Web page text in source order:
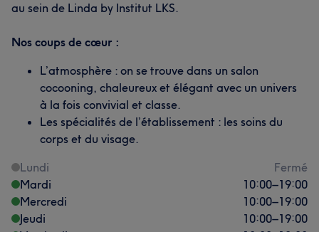
au sein de Linda by Institut LKS.
Nos coups de cœur :
L’atmosphère : on se trouve dans un salon
cocooning, chaleureux et élégant avec un univers
à la fois convivial et classe.
Les spécialités de l’établissement : les soins du
corps et du visage.
Lundi
Fermé
Mardi
10:00–19:00
Mercredi
10:00–19:00
Jeudi
10:00–19:00